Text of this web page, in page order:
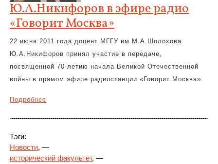
Ю.А.Никифоров в эфире радио
«Говорит Москва»
22 июня 2011 года доцент МГГУ им.М.А.Шолохова
Ю.А.Никифоров принял участие в передаче,
посвященной 70-летию начала Великой Отечественной
войны в прямом эфире радиостанции «Говорит Москва».
Подробнее
Тэги:
Новости, —
исторический факультет, —